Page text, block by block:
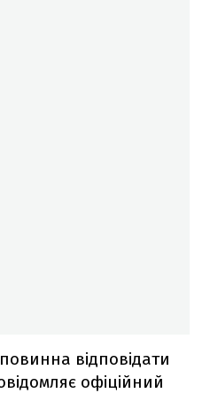
відповідати
офіційний